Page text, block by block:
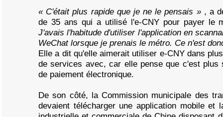
« C'était plus rapide que je ne le pensais » , a
de 35 ans qui a utilisé l'e-CNY pour payer le
J'avais l'habitude d'utiliser l'application en
WeChat lorsque je prenais le métro. Ce n'est
Elle a dit qu'elle aimerait utiliser e-CNY dans
de services avec, car elle pense que c'est
de paiement électronique.
De son côté, la Commission municipale des
devaient télécharger une application mobile